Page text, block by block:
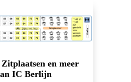
en meer
IC Berlijn